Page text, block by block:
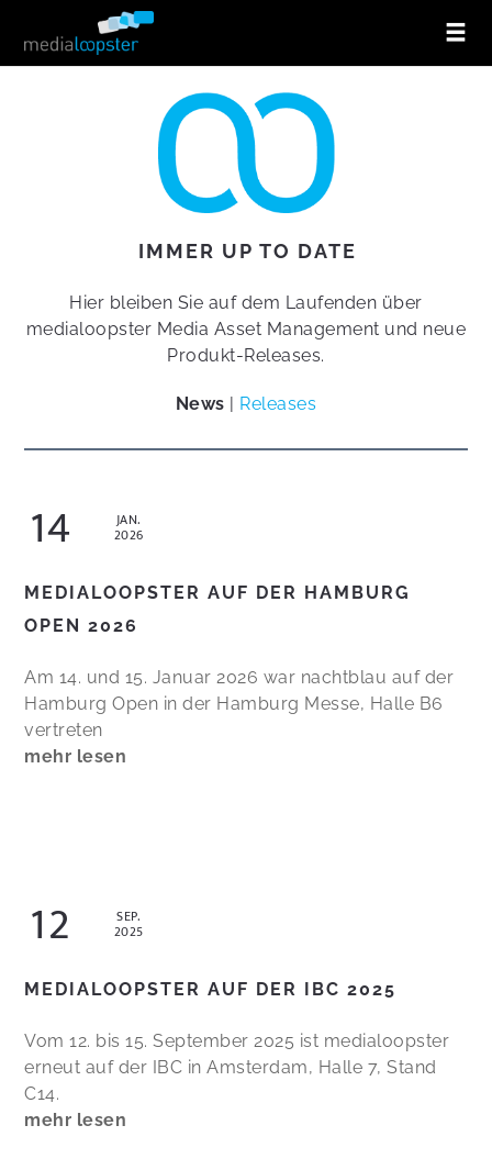
IMMER UP TO DATE
Hier bleiben Sie auf dem Laufenden über
medialoopster Media Asset Management und neue
Produkt-Releases.
News Releases
JAN.
14 2026
MEDIALOOPSTER AUF DER HAMBURG
OPEN 2026
Am 14. und 15. Januar 2026 war nachtblau auf der
Hamburg Open in der Hamburg Messe, Halle B6
vertreten
mehr lesen
SEP.
12 2025
MEDIALOOPSTER AUF DER IBC 2025
Vom 12. bis 15. September 2025 ist medialoopster
erneut auf der IBC in Amsterdam, Halle 7, Stand
C14.
mehr lesen